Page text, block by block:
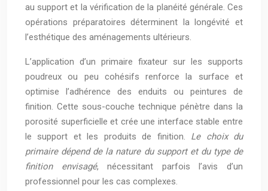
au support et la vérification de la planéité générale. Ces
opérations préparatoires déterminent la longévité et
l’esthétique des aménagements ultérieurs.
L’application d’un primaire fixateur sur les supports
poudreux ou peu cohésifs renforce la surface et
optimise l’adhérence des enduits ou peintures de
finition. Cette sous-couche technique pénètre dans la
porosité superficielle et crée une interface stable entre
le support et les produits de finition. Le choix du
primaire dépend de la nature du support et du type de
finition envisagé, nécessitant parfois l’avis d’un
professionnel pour les cas complexes.